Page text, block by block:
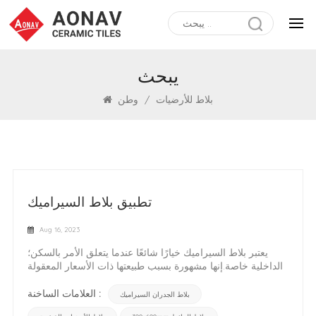
يبحث
/ بلاط للأرضيات
تطبيق بلاط السيراميك
Aug 16, 2023
يعتبر بلاط السيراميك خيارًا شائعًا عندما يتعلق الأمر بالسكن؛
الداخلية خاصة.إنها مشهورة بسبب طبيعتها ذات الأسعار المعقولة
لإضافة مناطق توهج وبريق؛ وخاصة مع التطبيقات ذات حركة
العلامات الساخنة : بلاط الجدران السيراميك